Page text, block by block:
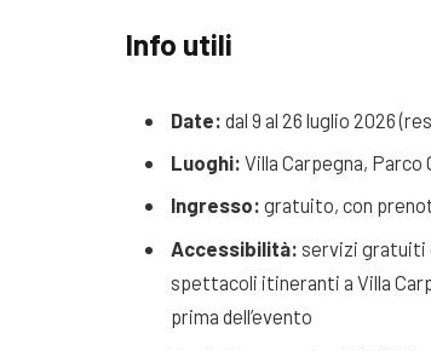
Info utili
Date: dal 9 al 26 luglio 2026
Luoghi: Villa Carpegna, Parco
Ingresso: gratuito, con
Accessibilità: servizi gratuiti
spettacoli itineranti a Villa
prima dell’evento